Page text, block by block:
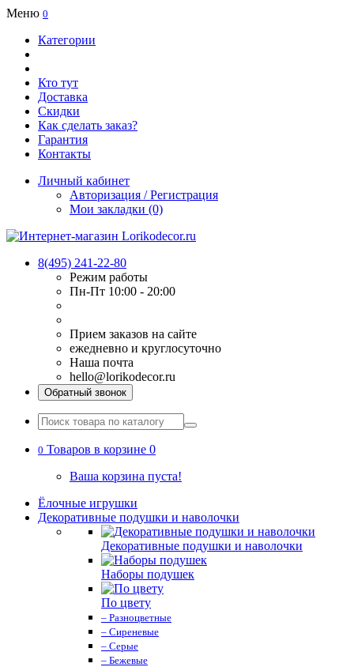
Меню 0
Категории
Кто тут
Доставка
Скидки
Как сделать заказ?
Гарантия
Контакты
Личный кабинет
Авторизация / Регистрация
Мои закладки (0)
8(495) 241-22-80
Режим работы
Пн-Пт 10:00 - 20:00
Прием заказов на сайте
ежедневно и круглосуточно
Наша почта
hello@lorikodecor.ru
Обратный звонок
0 Товаров в корзине 0
Ваша корзина пуста!
Ёлочные игрушки
Декоративные подушки и наволочки
Декоративные подушки и наволочки
Наборы подушек
По цвету
– Разноцветные
– Сиреневые
– Серые
– Бежевые